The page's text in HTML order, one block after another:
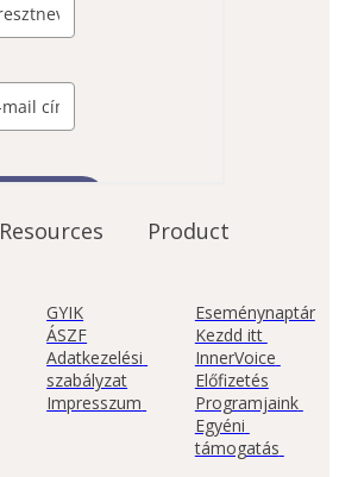
Resources
GYIK
ÁSZF
Adatkezelési
szabályzat
Product
Eseménynaptár
Kezdd itt
InnerVoice
Előfizetés
Programjaink
Egyéni